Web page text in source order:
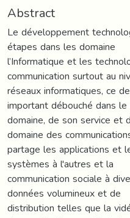
Abstract
Le développement
étapes dans les domaine
l’Informatique et les
communication surtout au
réseaux informatiques, ce
important débouché dans le
domaine, de son service et
domaine des
partage les applications et
systèmes à l'autres et la
communication sociale à
données volumineux et de
distribution telles que la